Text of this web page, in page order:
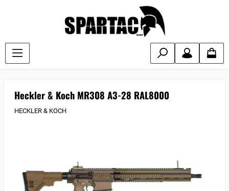
Heckler & Koch MR308 A3-28 RAL8000
HECKLER & KOCH